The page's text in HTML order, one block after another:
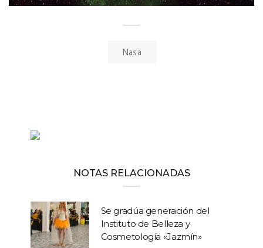
Nasa
NOTAS RELACIONADAS
Se gradúa generación del
Instituto de Belleza y
Cosmetología «Jazmín»